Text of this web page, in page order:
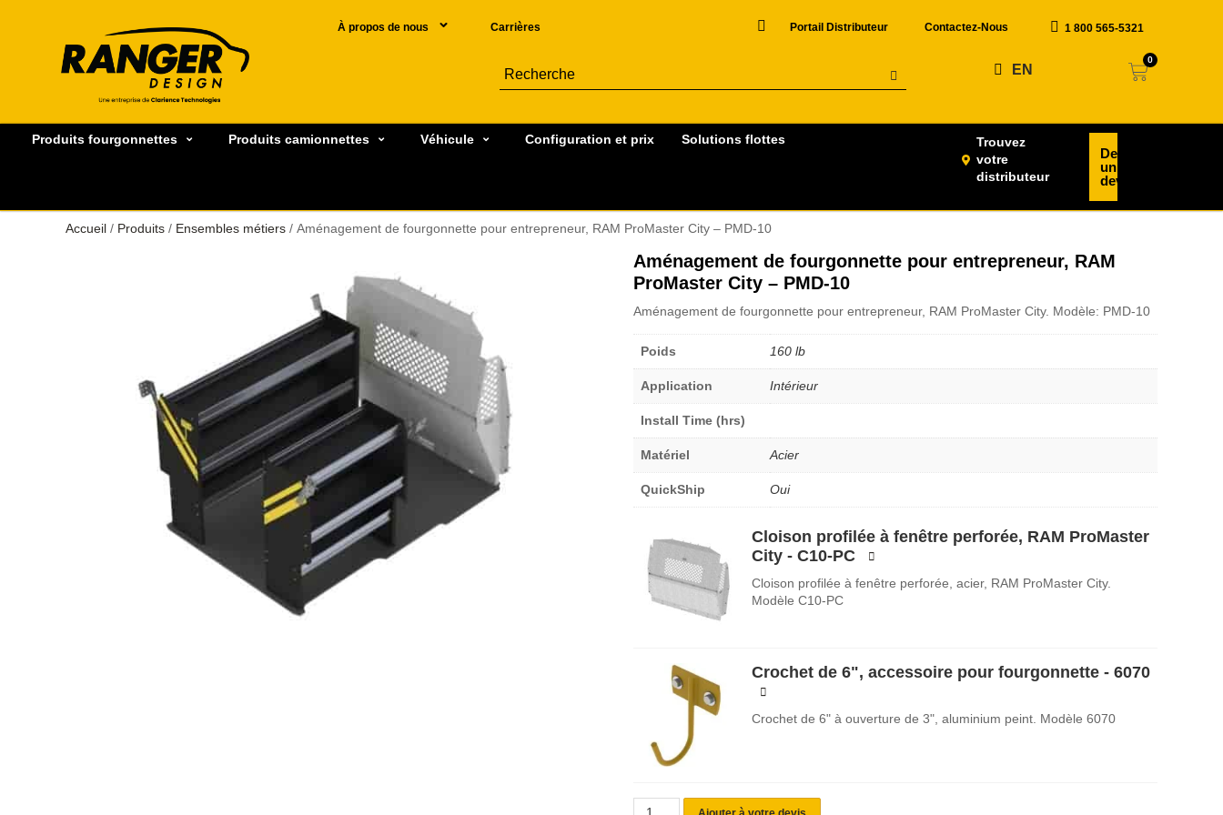
À propos de nous Carrières Portail Distributeur Contactez-Nous 1 800 565-5321
EN
0
Produits fourgonnettes Produits camionnettes Véhicule Configuration et prix Solutions flottes
Trouvez
votre
distributeur
Demander
un
devis
Accueil / Produits / Ensembles métiers / Aménagement de fourgonnette pour entrepreneur, RAM ProMaster City – PMD-10
Aménagement de fourgonnette pour entrepreneur, RAM
ProMaster City – PMD-10
Aménagement de fourgonnette pour entrepreneur, RAM ProMaster City. Modèle: PMD-10
Poids 160 lb
Application Intérieur
Install Time (hrs)
Matériel Acier
QuickShip Oui
Cloison profilée à fenêtre perforée, RAM ProMaster
City - C10-PC
Cloison profilée à fenêtre perforée, acier, RAM ProMaster City.
Modèle C10-PC
Crochet de 6", accessoire pour fourgonnette - 6070
Crochet de 6" à ouverture de 3", aluminium peint. Modèle 6070